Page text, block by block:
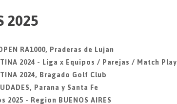
2025
RA1000, Praderas de Lujan
2024 - Liga x Equipos / Parejas / Match Play
2024, Bragado Golf Club
Parana y Santa Fe
2025 - Region BUENOS AIRES